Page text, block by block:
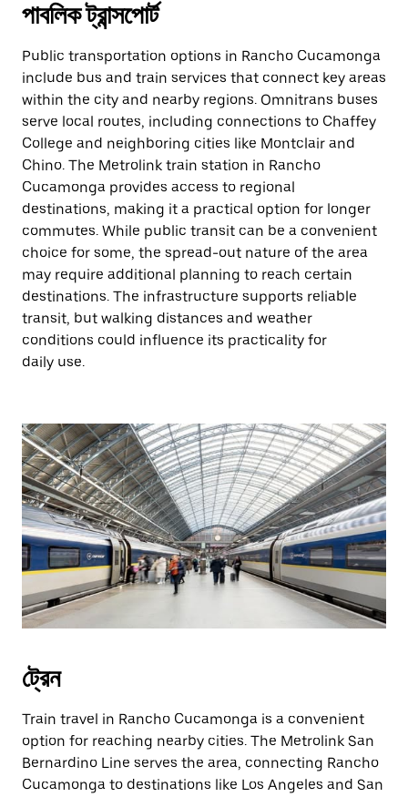
পাবলিক ট্রান্সপোর্ট
Public transportation options in Rancho Cucamonga
include bus and train services that connect key areas
within the city and nearby regions. Omnitrans buses
serve local routes, including connections to Chaffey
College and neighboring cities like Montclair and
Chino. The Metrolink train station in Rancho
Cucamonga provides access to regional
destinations, making it a practical option for longer
commutes. While public transit can be a convenient
choice for some, the spread-out nature of the area
may require additional planning to reach certain
destinations. The infrastructure supports reliable
transit, but walking distances and weather
conditions could influence its practicality for
daily use.
ট্রেন
Train travel in Rancho Cucamonga is a convenient
option for reaching nearby cities. The Metrolink San
Bernardino Line serves the area, connecting Rancho
Cucamonga to destinations like Los Angeles and San